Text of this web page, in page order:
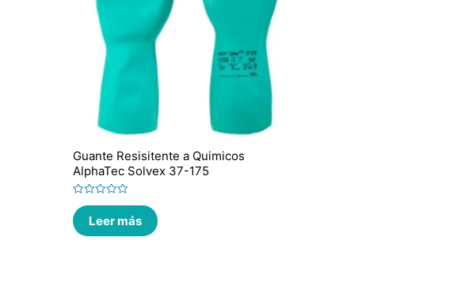
Guante Resisitente a Quimicos
AlphaTec Solvex 37-175
Valorado
en
0
de
Leer más